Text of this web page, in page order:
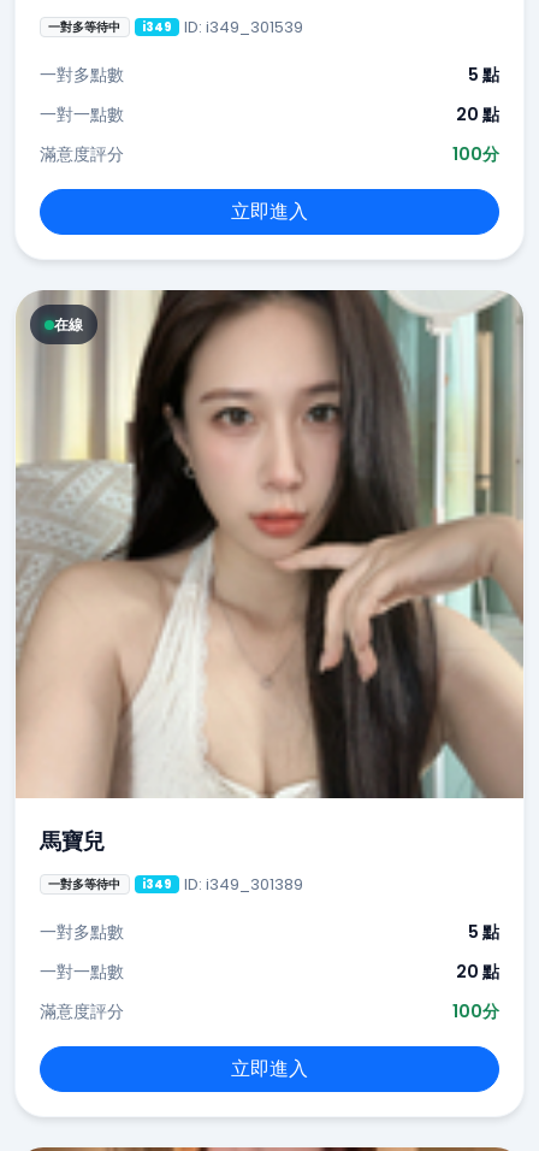
一對多等待中 i349 ID: i349_301539
一對多點數
5 點
一對一點數
20 點
滿意度評分
100分
立即進入
在線
馬寶兒
一對多等待中 i349 ID: i349_301389
一對多點數
5 點
一對一點數
20 點
滿意度評分
100分
立即進入